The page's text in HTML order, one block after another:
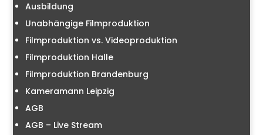
Ausbildung
Unabhängige Filmproduktion
Filmproduktion vs. Videoproduktion
Filmproduktion Halle
Filmproduktion Brandenburg
Kameramann Leipzig
AGB
AGB – Live Stream